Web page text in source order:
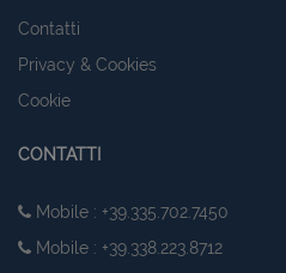
Contatti
Privacy & Cookies
Cookie
CONTATTI
Mobile : +39.335.702.7450
Mobile : +39.338.223.8712